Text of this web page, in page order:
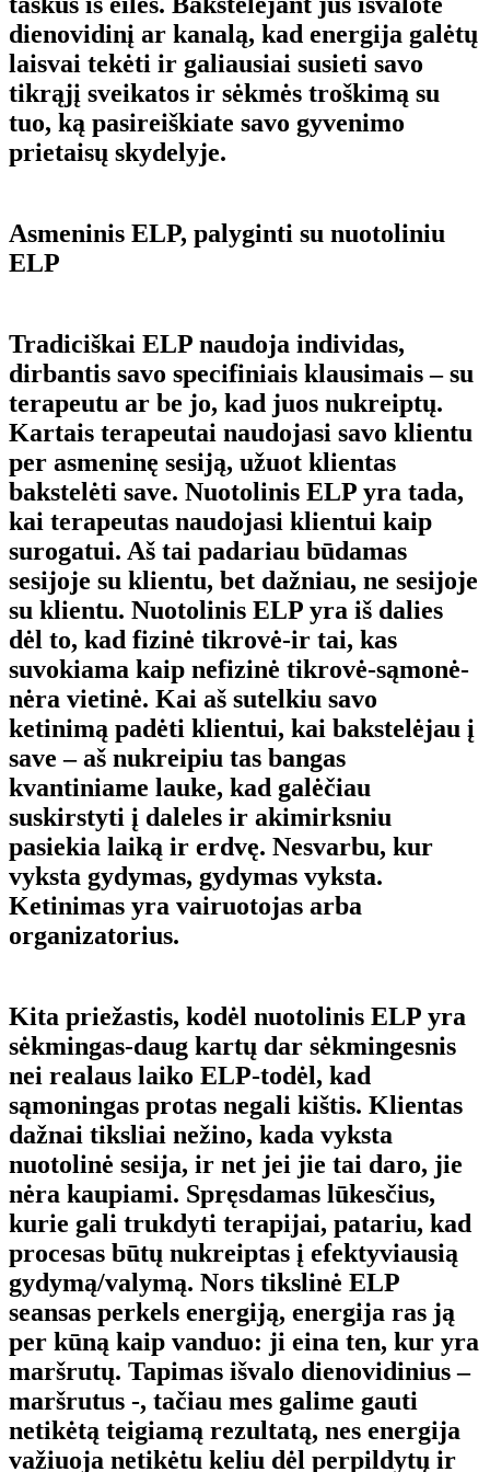
dienovidinį ar kanalą, kad energija galėtų
laisvai tekėti ir galiausiai susieti savo
tikrąjį sveikatos ir sėkmės troškimą su
tuo, ką pasireiškiate savo gyvenimo
prietaisų skydelyje.
Asmeninis ELP, palyginti su nuotoliniu
ELP
Tradiciškai ELP naudoja individas,
dirbantis savo specifiniais klausimais – su
terapeutu ar be jo, kad juos nukreiptų.
Kartais terapeutai naudojasi savo klientu
per asmeninę sesiją, užuot klientas
bakstelėti save. Nuotolinis ELP yra tada,
kai terapeutas naudojasi klientui kaip
surogatui. Aš tai padariau būdamas
sesijoje su klientu, bet dažniau, ne sesijoje
su klientu. Nuotolinis ELP yra iš dalies
dėl to, kad fizinė tikrovė-ir tai, kas
suvokiama kaip nefizinė tikrovė-sąmonė-
nėra vietinė. Kai aš sutelkiu savo
ketinimą padėti klientui, kai bakstelėjau į
save – aš nukreipiu tas bangas
kvantiniame lauke, kad galėčiau
suskirstyti į daleles ir akimirksniu
pasiekia laiką ir erdvę. Nesvarbu, kur
vyksta gydymas, gydymas vyksta.
Ketinimas yra vairuotojas arba
organizatorius.
Kita priežastis, kodėl nuotolinis ELP yra
sėkmingas-daug kartų dar sėkmingesnis
nei realaus laiko ELP-todėl, kad
sąmoningas protas negali kištis. Klientas
dažnai tiksliai nežino, kada vyksta
nuotolinė sesija, ir net jei jie tai daro, jie
nėra kaupiami. Spręsdamas lūkesčius,
kurie gali trukdyti terapijai, patariu, kad
procesas būtų nukreiptas į efektyviausią
gydymą/valymą. Nors tikslinė ELP
seansas perkels energiją, energija ras ją
per kūną kaip vanduo: ji eina ten, kur yra
maršrutų. Tapimas išvalo dienovidinius –
maršrutus -, tačiau mes galime gauti
netikėtą teigiamą rezultatą, nes energija
važiuoja netikėtu keliu dėl perpildytų ir